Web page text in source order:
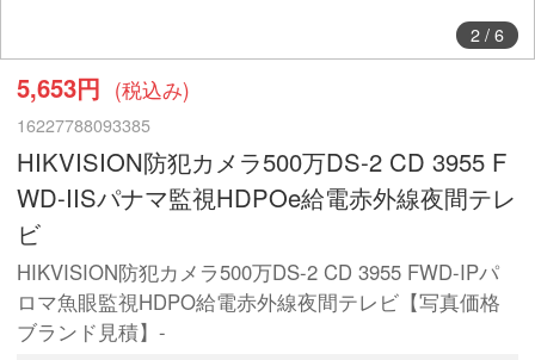
2/ 6
5,653円 (税込み)
16227788093385
HIKVISION防犯カメラ500万DS-2 CD 3955 F
WD-IISパナマ監視HDPOe給電赤外線夜間テレ
ビ
HIKVISION防犯カメラ500万DS-2 CD 3955 FWD-IPパ
ロマ魚眼監視HDPO給電赤外線夜間テレビ【写真価格
ブランド見積】-